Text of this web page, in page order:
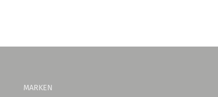
MARKEN